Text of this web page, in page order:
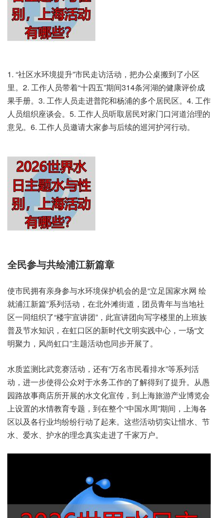
1. “社区水环境提升”市民走访活动，把办公桌搬到了小区
里。2. 工作人员带着“十四五”期间314条河湖的健康评价成
果手册。3. 工作人员走进普陀和杨浦的多个居民区。4. 工作
人员组织座谈会。5. 工作人员听取居民对家门口河道治理的
意见。6. 工作人员邀请大家参与后续的巡河护河行动。
全民参与共绘浦江新篇章
使市民拥有亲身参与水环境保护机会的是“立足国家水网 绘
就浦江新篇”系列活动，在北外滩街道，团员青年与当地社
区一同组织了“楼宇宣讲团”，此宣讲团向写字楼里的上班族
普及节水知识，在虹口区的新时代文明实践中心，一场“文
明聚力，风尚虹口”主题活动也同步开展了。
水质监测比武竞赛活动，还有“万名市民看排水”等系列活
动，进一步使得公众对于水务工作的了解得到了提升。从愚
园路故事商店所开展的水文化宣传，到上海旅游产业博览会
上设置的水情教育专题，到在整个“中国水周”期间，上海各
区以及各行业均纷纷行动了起来。这些活动切实让惜水、节
水、爱水、护水的理念真实走进了千家万户。